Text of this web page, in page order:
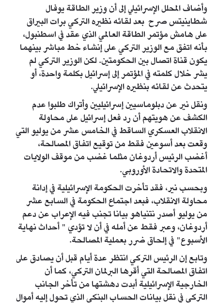
وأضاف المحلل الإسرائيلي إلى أن وزير الطاقة يوفال
شطاينيتس صرح بعد لقائه نظيره التركي برات البيراق
على هامش مؤتمر الطاقة العالمي الذي عقد في اسطنبول،
بأنه اتفق مع الوزير التركي على إنشاء خط مباشر بينهما
يكون قناة اتصال بين الحكومتين. لكن الوزير التركي لم
يشر خلال كلمته في المؤتمر إلى إسرائيل بكلمة واحدة، أو
يتحدث عن لقائه بنظيره الإسرائيلي.
ونقل نير عن دبلوماسيين إسرائيليين وأتراك طلبوا عدم
الكشف عن هويتهم أن رد فعل إسرائيل على محاولة
الانقلاب العسكري الساقط في الخامس عشر من يوليو التي
وقعت بعد أسوعين فقط من توقيع اتفاق المصالحة،
أغضب الرئيس أردوغان مثلما غضب من موقف الولايات
المتحدة والاتحادة الأوروبي.
وبحسب نير، فقد تأخرت الحكومة الإسرائيلية في إدانة
محاولة الانقلاب، فبعد اجتماع الحكومة في السابع عشر
من يوليو أصدر نتنياهو بيانا تجنب فيه الإعراب عن دعم
أردوغان، وعبر فقط عن أمله في أن لا تؤدي " أحداث نهاية
الأسبوع" في إلحاق ضرر بعملية المصالحة.
وتابع إن الرئيس التركي انتظر عدة أيام قبل أن يصادق على
اتفاق المصالحة التي أقرها البرلمان التركي، كما أن
الخارجية الإسرائيلية أبدت دهشتها من تأخر الجانب
التركي في نقل بيانات الحساب البنكي الذي تحول إليه أموال